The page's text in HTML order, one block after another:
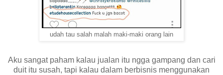
udah tau salah malah maki-maki orang lain
Aku sangat paham kalau jualan itu ngga gampang dan cari
duit itu susah, tapi kalau dalam berbisnis menggunakan